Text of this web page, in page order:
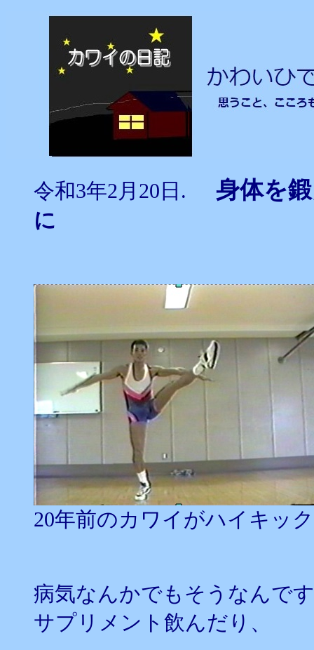
令和3年2月20日. 身体を
に
20年前のカワイがハイキッ
病気なんかでもそうなんで
サプリメント飲んだり、